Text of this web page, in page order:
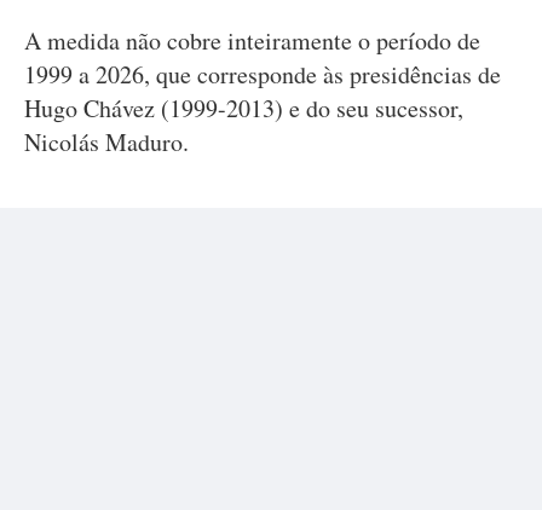
A medida não cobre inteiramente o período de
1999 a 2026, que corresponde às presidências de
Hugo Chávez (1999-2013) e do seu sucessor,
Nicolás Maduro.